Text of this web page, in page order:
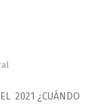
2021 ¿CUÁNDO